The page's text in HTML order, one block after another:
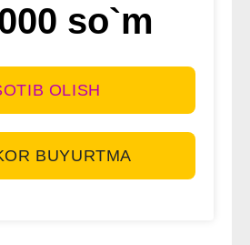
so`m
OLISH
BUYURTMA